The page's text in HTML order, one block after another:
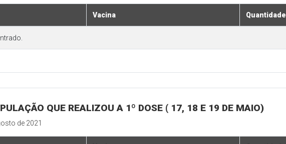
Vacina Quantidade
QUE REALIZOU A 1º DOSE ( 17, 18 E 19 DE MAIO)
de 2021